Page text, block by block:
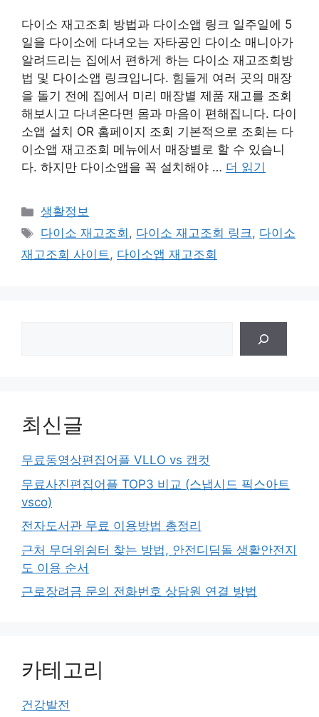
다이소 재고조회 방법과 다이소앱 링크 일주일에 5
일을 다이소에 다녀오는 자타공인 다이소 매니아가
알려드리는 집에서 편하게 하는 다이소 재고조회방
법 및 다이소앱 링크입니다. 힘들게 여러 곳의 매장
을 돌기 전에 집에서 미리 매장별 제품 재고를 조회
해보시고 다녀온다면 몸과 마음이 편해집니다. 다이
소앱 설치 OR 홈페이지 조회 기본적으로 조회는 다
이소앱 재고조회 메뉴에서 매장별로 할 수 있습니
다. 하지만 다이소앱을 꼭 설치해야 … 더 읽기
카
테
리
생활정보
태
그
다이소 재고조회 , 다이소 재고조회 링크, 다이소
재고조회 사이트, 다이소앱 재고조회
최신글
무료동영상편집어플 VLLO vs 캡컷
무료사진편집어플 TOP3 비교 (스냅시드 픽스아트
vsco)
전자도서관 무료 이용방법 총정리
근처 무더위쉼터 찾는 방법, 안전디딤돌 생활안전지
도 이용 순서
근로장려금 문의 전화번호 상담원 연결 방법
카테고리
건강발전